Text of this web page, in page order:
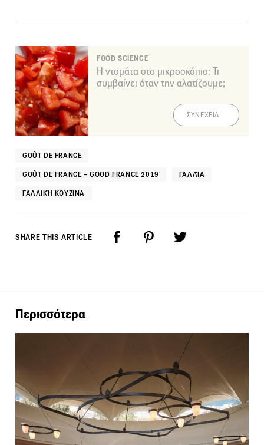
FOOD SCIENCE
Η ντομάτα στο μικροσκόπιο: Τι
συμβαίνει όταν την αλατίζουμε;
ΣΥΝΕΧΕΙΑ
GOÛT DE FRANCE
GOÛT DE FRANCE – GOOD FRANCE 2019 ΓΑΛΛΊΑ
ΓΑΛΛΙΚΉ ΚΟΥΖΊΝΑ
SHARE THIS ARTICLE
Περισσότερα